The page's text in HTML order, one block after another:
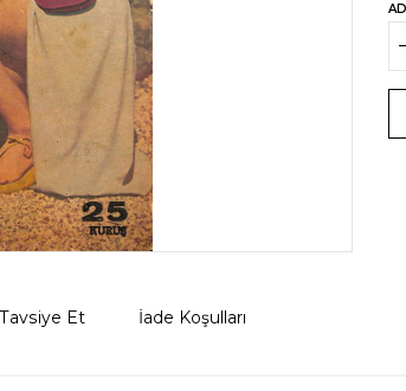
Tavsiye Et İade Koşulları